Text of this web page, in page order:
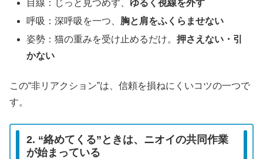
目線：じっと見つめず、 ゆるく視線を外す
呼吸：深呼吸を一つ、 胸と肩をふくらませない
姿勢：猫の重みを受け止めるだけ。押さえない・引
かない
この“非リアクション”は、信頼を損ねにくいコツの一つで
す。
2. “絡めてくる”ときは、ニオイの共同作業
が始まっている